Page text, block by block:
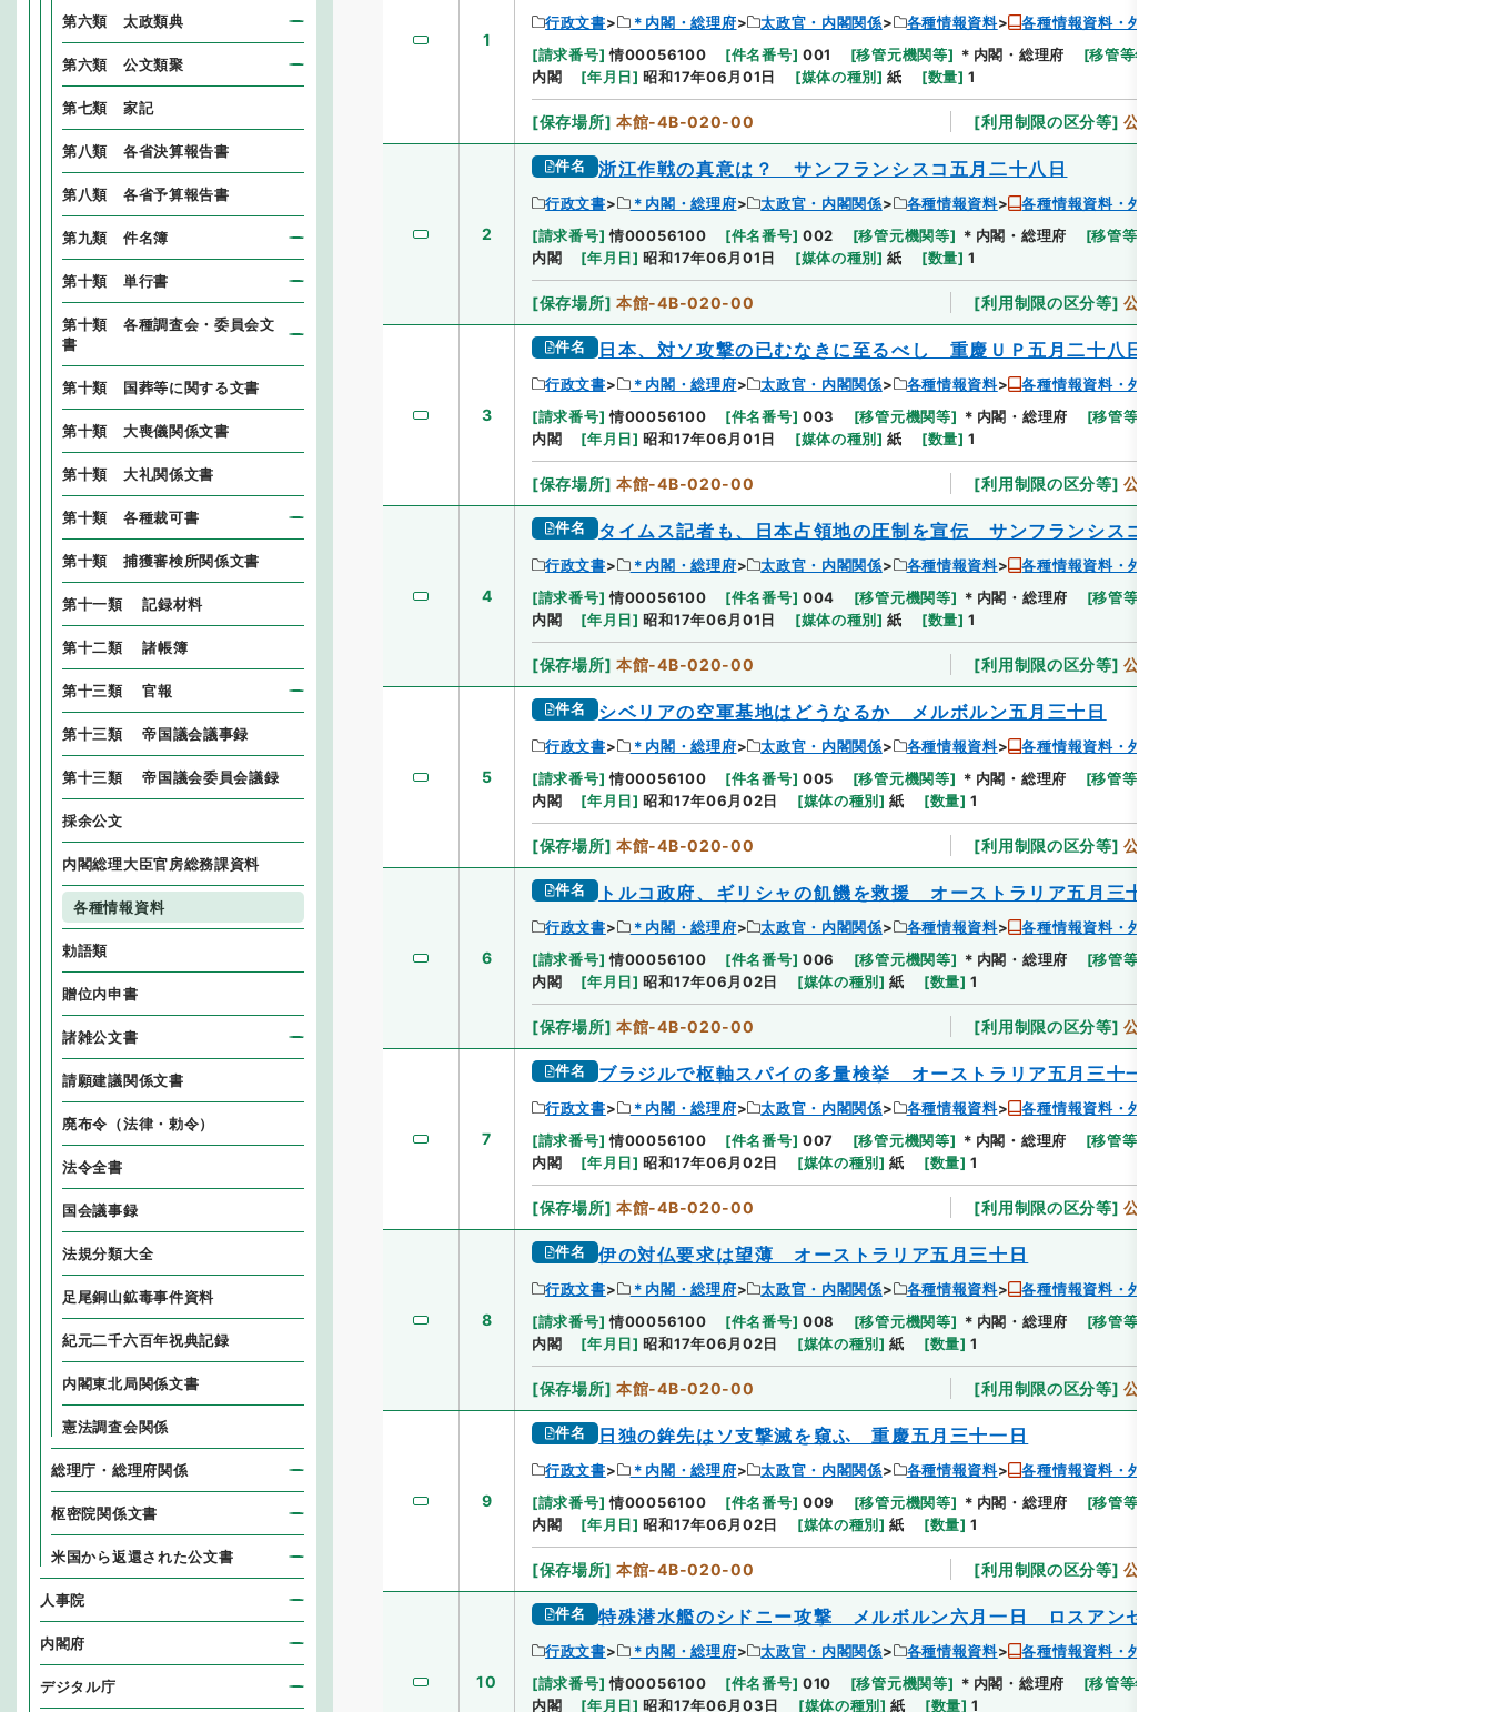
1
行政文書 ＊内閣・総理府 太政官・内閣関係 各種情報資料
各種情報資料・外国宣伝情報
[請求番号] 情00056100 [件名番号] 001 [移管元機関等] ＊内閣・総理府 [移管等年度
内閣
[年月日] 昭和17年06月01日 [媒体の種別] 紙 [数量] 1
[保存場所] 本館-4B-020-00 [利用制限の区分等] 公開
2
件名 浙江作戦の真意は？ サンフランシスコ五月二十八日
行政文書 ＊内閣・総理府 太政官・内閣関係 各種情報資料
各種情報資料・外国宣伝情報
[請求番号] 情00056100 [件名番号] 002 [移管元機関等] ＊内閣・総理府 [移管等年度
内閣
[年月日] 昭和17年06月01日 [媒体の種別] 紙 [数量] 1
[保存場所] 本館-4B-020-00 [利用制限の区分等] 公開
3
件名 日本、対ソ攻撃の已むなきに至るべし 重慶ＵＰ五月二十八日
行政文書 ＊内閣・総理府 太政官・内閣関係 各種情報資料
各種情報資料・外国宣伝情報
[請求番号] 情00056100 [件名番号] 003 [移管元機関等] ＊内閣・総理府 [移管等年度
内閣
[年月日] 昭和17年06月01日 [媒体の種別] 紙 [数量] 1
[保存場所] 本館-4B-020-00 [利用制限の区分等] 公開
4
件名 タイムス記者も、日本占領地の圧制を宣伝 サンフランシスコ五月二十九日
行政文書 ＊内閣・総理府 太政官・内閣関係 各種情報資料
各種情報資料・外国宣伝情報
[請求番号] 情00056100 [件名番号] 004 [移管元機関等] ＊内閣・総理府 [移管等年度
内閣
[年月日] 昭和17年06月01日 [媒体の種別] 紙 [数量] 1
[保存場所] 本館-4B-020-00 [利用制限の区分等] 公開
5
件名 シベリアの空軍基地はどうなるか メルボルン五月三十日
行政文書 ＊内閣・総理府 太政官・内閣関係 各種情報資料
各種情報資料・外国宣伝情報
[請求番号] 情00056100 [件名番号] 005 [移管元機関等] ＊内閣・総理府 [移管等年度
内閣
[年月日] 昭和17年06月02日 [媒体の種別] 紙 [数量] 1
[保存場所] 本館-4B-020-00 [利用制限の区分等] 公開
6
件名 トルコ政府、ギリシャの飢饑を救援 オーストラリア五月三十日
行政文書 ＊内閣・総理府 太政官・内閣関係 各種情報資料
各種情報資料・外国宣伝情報
[請求番号] 情00056100 [件名番号] 006 [移管元機関等] ＊内閣・総理府 [移管等年度
内閣
[年月日] 昭和17年06月02日 [媒体の種別] 紙 [数量] 1
[保存場所] 本館-4B-020-00 [利用制限の区分等] 公開
7
件名 ブラジルで枢軸スパイの多量検挙 オーストラリア五月三十一日
行政文書 ＊内閣・総理府 太政官・内閣関係 各種情報資料
各種情報資料・外国宣伝情報
[請求番号] 情00056100 [件名番号] 007 [移管元機関等] ＊内閣・総理府 [移管等年度
内閣
[年月日] 昭和17年06月02日 [媒体の種別] 紙 [数量] 1
[保存場所] 本館-4B-020-00 [利用制限の区分等] 公開
8
件名 伊の対仏要求は望薄 オーストラリア五月三十日
行政文書 ＊内閣・総理府 太政官・内閣関係 各種情報資料
各種情報資料・外国宣伝情報
[請求番号] 情00056100 [件名番号] 008 [移管元機関等] ＊内閣・総理府 [移管等年度
内閣
[年月日] 昭和17年06月02日 [媒体の種別] 紙 [数量] 1
[保存場所] 本館-4B-020-00 [利用制限の区分等] 公開
9
件名 日独の鉾先はソ支撃滅を窺ふ 重慶五月三十一日
行政文書 ＊内閣・総理府 太政官・内閣関係 各種情報資料
各種情報資料・外国宣伝情報
[請求番号] 情00056100 [件名番号] 009 [移管元機関等] ＊内閣・総理府 [移管等年度
内閣
[年月日] 昭和17年06月02日 [媒体の種別] 紙 [数量] 1
[保存場所] 本館-4B-020-00 [利用制限の区分等] 公開
10
件名 特殊潜水艦のシドニー攻撃 メルボルン六月一日 ロスアンゼルス六月一日
行政文書 ＊内閣・総理府 太政官・内閣関係 各種情報資料
各種情報資料・外国宣伝情報
[請求番号] 情00056100 [件名番号] 010 [移管元機関等] ＊内閣・総理府 [移管等年度
内閣
[年月日] 昭和17年06月03日 [媒体の種別] 紙 [数量] 1
第六類 太政類典
第六類 公文類聚
第七類 家記
第八類 各省決算報告書
第八類 各省予算報告書
第九類 件名簿
第十類 単行書
第十類 各種調査会・委員会文
書
第十類 国葬等に関する文書
第十類 大喪儀関係文書
第十類 大礼関係文書
第十類 各種裁可書
第十類 捕獲審検所関係文書
第十一類 記録材料
第十二類 諸帳簿
第十三類 官報
第十三類 帝国議会議事録
第十三類 帝国議会委員会議録
採余公文
内閣総理大臣官房総務課資料
各種情報資料
勅語類
贈位内申書
諸雑公文書
請願建議関係文書
廃布令（法律・勅令）
法令全書
国会議事録
法規分類大全
足尾銅山鉱毒事件資料
紀元二千六百年祝典記録
内閣東北局関係文書
憲法調査会関係
総理庁・総理府関係
枢密院関係文書
米国から返還された公文書
人事院
内閣府
デジタル庁